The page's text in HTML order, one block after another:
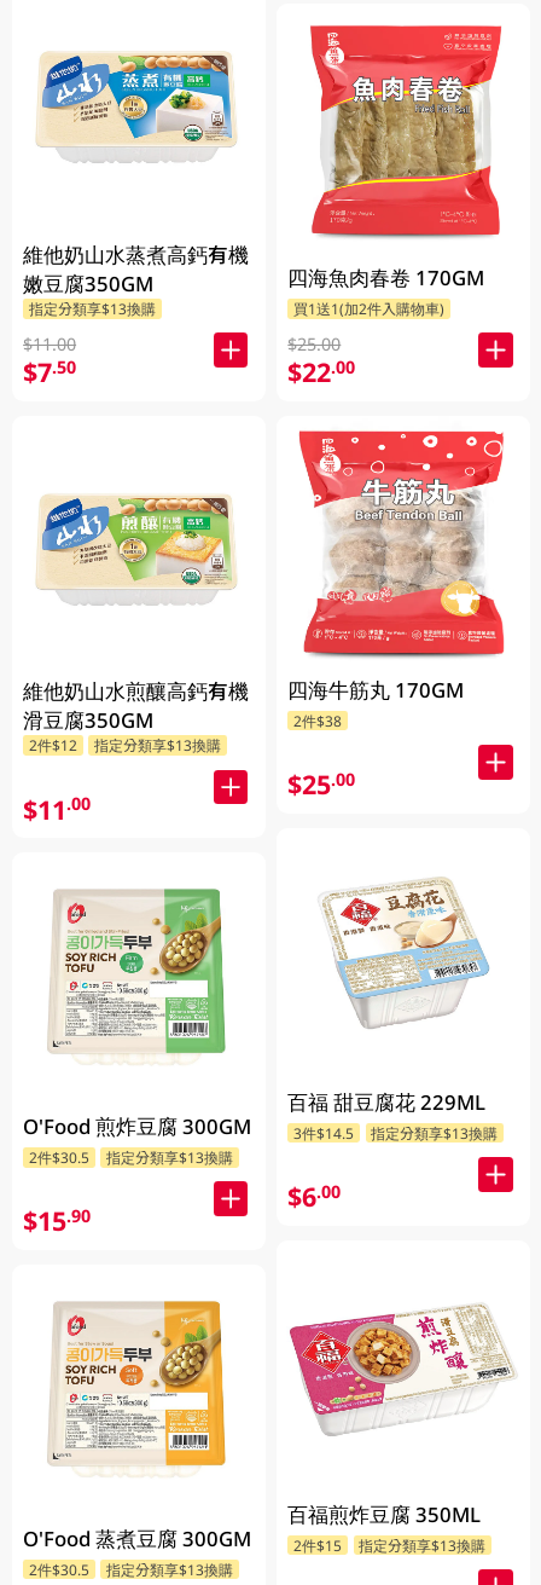
維他奶山水蒸煮高鈣有機
嫩豆腐350GM
指定分類享$13換購
$11.00
$7.50
維他奶山水煎釀高鈣有機
滑豆腐350GM
2件$12 指定分類享$13換購
$11.00
O'Food 煎炸豆腐 300GM
2件$30.5 指定分類享$13換購
$15.90
O'Food 蒸煮豆腐 300GM
2件$30.5 指定分類享$13換購
四海魚肉春卷 170GM
買1送1(加2件入購物車)
$25.00
$22.00
四海牛筋丸 170GM
2件$38
$25.00
百福 甜豆腐花 229ML
3件$14.5 指定分類享$13換購
$6.00
百福煎炸豆腐 350ML
2件$15 指定分類享$13換購